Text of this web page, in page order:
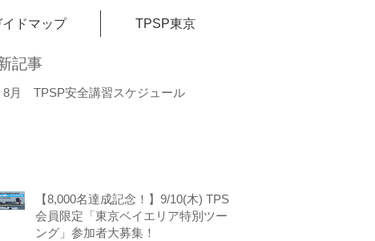
ドマップ TPSP東京
記事
8月 TPSP安全講習スケジュール
【8,000名達成記念！】9/10(木) TPSP
会員限定「東京ベイエリア特別ツーリ
ング」参加者大募集！